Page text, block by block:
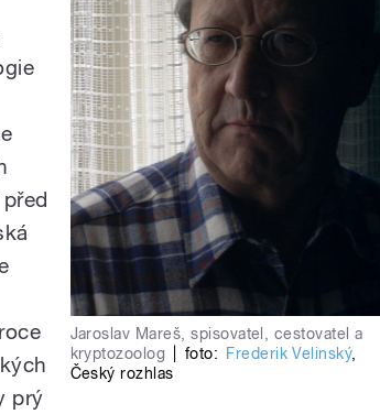
Jaroslav Mareš, spisovatel, cestovatel a
kryptozoolog
foto: Frederik Velinský,
Český rozhlas
prý